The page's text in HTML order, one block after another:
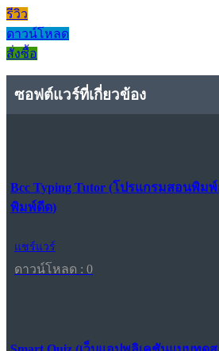
รีวิว
ดาวน์โหลด
สั่งซื้อ
ซอฟต์แวร์ที่เกี่ยวข้อง
Bcc Typing Tutor (โปรแกรมสอนพิม
พิมพ์ดีด)
แชร์แวร์
ดาวน์โหลด : 0